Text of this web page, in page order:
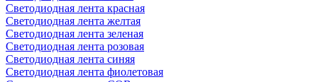
Светодиодная лента красная
Светодиодная лента желтая
Светодиодная лента зеленая
Светодиодная лента розовая
Светодиодная лента синяя
Светодиодная лента фиолетовая